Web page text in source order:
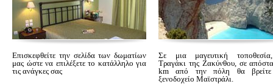
Επισκεφθείτε την σελίδα των δωματίων
μας ώστε να επιλέξετε το κατάλληλο για
τις ανάγκες σας
Σε μια μαγευτική
Τραγάκι της Ζακύνθου, σε
km από την πόλη θα
ξενοδοχείο Μαϊστράλι.